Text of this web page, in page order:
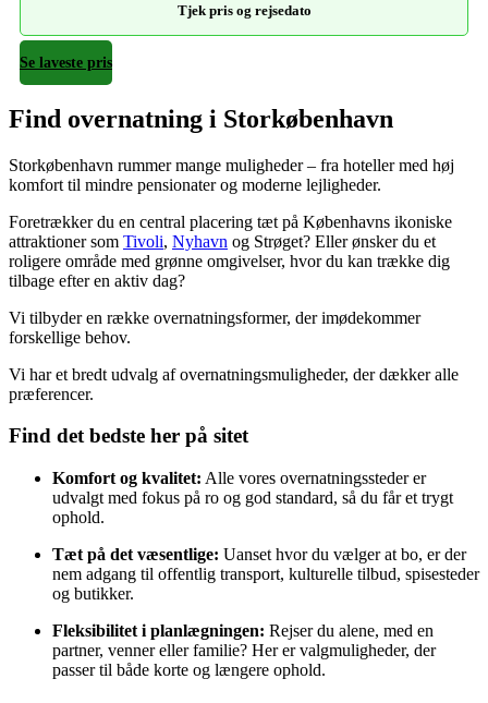
Tjek pris og rejsedato
Se laveste pris
Find overnatning i Storkøbenhavn
Storkøbenhavn rummer mange muligheder – fra hoteller med høj
komfort til mindre pensionater og moderne lejligheder.
Foretrækker du en central placering tæt på Københavns ikoniske
attraktioner som Tivoli, Nyhavn og Strøget? Eller ønsker du et
roligere område med grønne omgivelser, hvor du kan trække dig
tilbage efter en aktiv dag?
Vi tilbyder en række overnatningsformer, der imødekommer
forskellige behov.
Vi har et bredt udvalg af overnatningsmuligheder, der dækker alle
præferencer.
Find det bedste her på sitet
Komfort og kvalitet: Alle vores overnatningssteder er
udvalgt med fokus på ro og god standard, så du får et trygt
ophold.
Tæt på det væsentlige: Uanset hvor du vælger at bo, er der
nem adgang til offentlig transport, kulturelle tilbud, spisesteder
og butikker.
Fleksibilitet i planlægningen: Rejser du alene, med en
partner, venner eller familie? Her er valgmuligheder, der
passer til både korte og længere ophold.